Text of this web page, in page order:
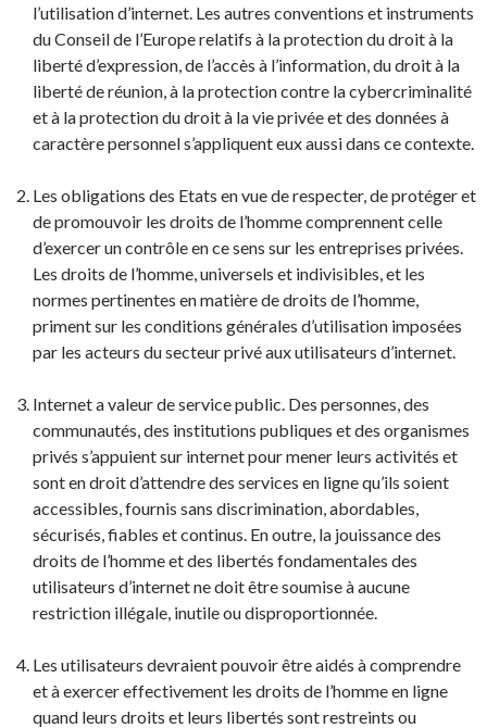
l’utilisation d’internet. Les autres conventions et instruments
du Conseil de l’Europe relatifs à la protection du droit à la
liberté d’expression, de l’accès à l’information, du droit à la
liberté de réunion, à la protection contre la cybercriminalité
et à la protection du droit à la vie privée et des données à
caractère personnel s’appliquent eux aussi dans ce contexte.
Les obligations des Etats en vue de respecter, de protéger et
de promouvoir les droits de l’homme comprennent celle
d’exercer un contrôle en ce sens sur les entreprises privées.
Les droits de l’homme, universels et indivisibles, et les
normes pertinentes en matière de droits de l’homme,
priment sur les conditions générales d’utilisation imposées
par les acteurs du secteur privé aux utilisateurs d’internet.
Internet a valeur de service public. Des personnes, des
communautés, des institutions publiques et des organismes
privés s’appuient sur internet pour mener leurs activités et
sont en droit d’attendre des services en ligne qu’ils soient
accessibles, fournis sans discrimination, abordables,
sécurisés, fiables et continus. En outre, la jouissance des
droits de l’homme et des libertés fondamentales des
utilisateurs d’internet ne doit être soumise à aucune
restriction illégale, inutile ou disproportionnée.
Les utilisateurs devraient pouvoir être aidés à comprendre
et à exercer effectivement les droits de l’homme en ligne
quand leurs droits et leurs libertés sont restreints ou